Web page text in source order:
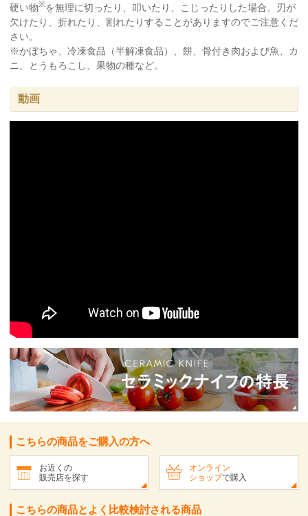
硬い物※を無理に切ったり、叩いたり、こじったりした場合、刃が
欠けたり、折れたり、割れたりすることがありますのでご注意くだ
さい。
※かぼちゃ、冷凍食品（半解凍食品）、餅、骨付き肉および魚、カ
ニ、とうもろこし、果物の種など。
動画
こちらの商品をご購入の方へ
お近くの
販売店を探す
オンライン
ショップで購入
こちらの商品とよく比較検討される商品